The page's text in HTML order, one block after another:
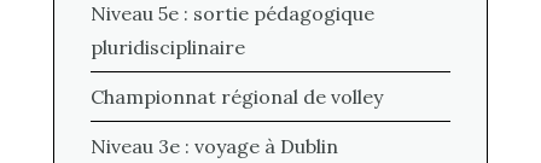
Niveau 5e : sortie pédagogique
pluridisciplinaire
Championnat régional de volley
Niveau 3e : voyage à Dublin